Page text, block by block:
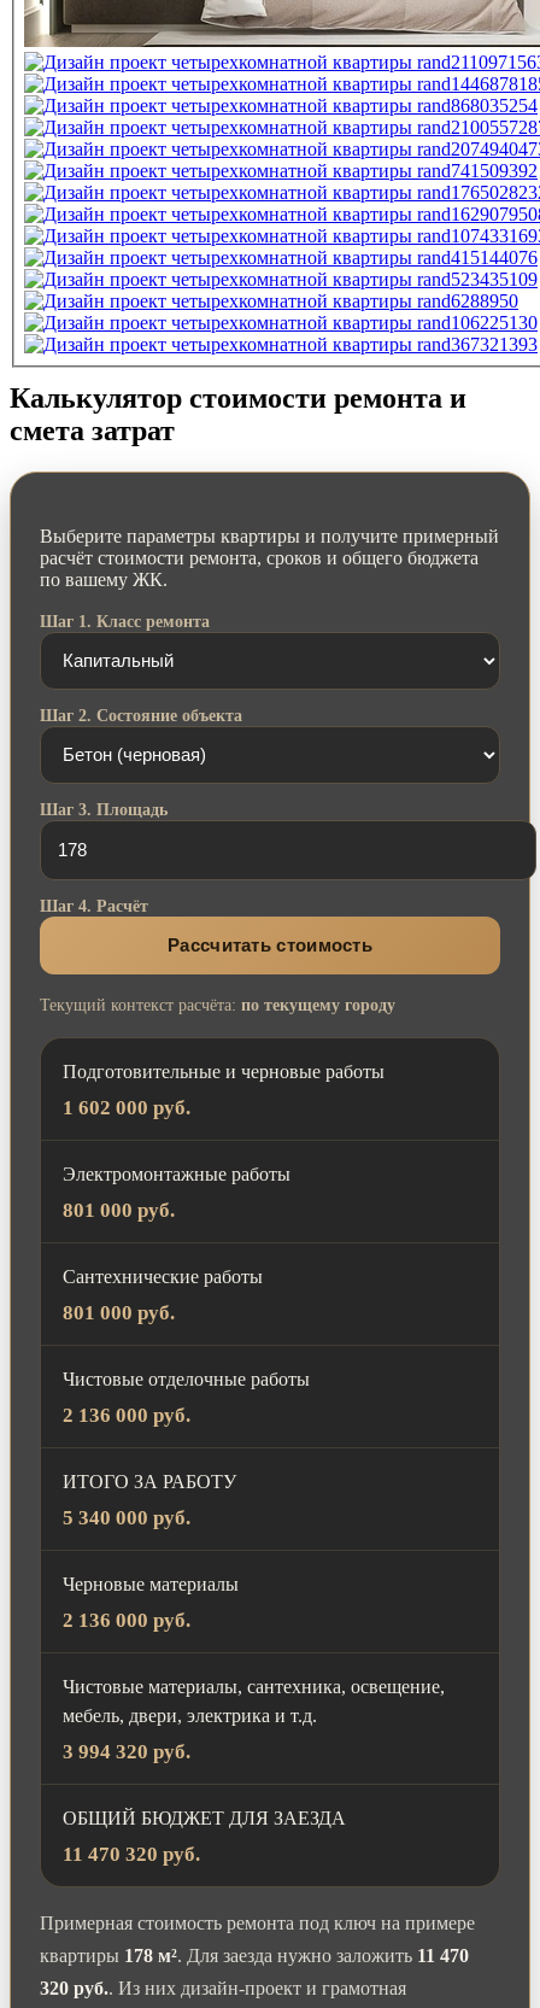
Калькулятор стоимости ремонта и
смета затрат
Выберите параметры квартиры и получите примерный
расчёт стоимости ремонта, сроков и общего бюджета
по вашему ЖК.
Шаг 1. Класс ремонта
Шаг 2. Состояние объекта
Шаг 3. Площадь
Шаг 4. Расчёт
Рассчитать стоимость
Текущий контекст расчёта: по текущему городу
Подготовительные и черновые работы
1 602 000 руб.
Электромонтажные работы
801 000 руб.
Сантехнические работы
801 000 руб.
Чистовые отделочные работы
2 136 000 руб.
ИТОГО ЗА РАБОТУ
5 340 000 руб.
Черновые материалы
2 136 000 руб.
Чистовые материалы, сантехника, освещение,
мебель, двери, электрика и т.д.
3 994 320 руб.
ОБЩИЙ БЮДЖЕТ ДЛЯ ЗАЕЗДА
11 470 320 руб.
Примерная стоимость ремонта под ключ на примере
квартиры 178 м². Для заезда нужно заложить 11 470
320 руб.. Из них дизайн-проект и грамотная